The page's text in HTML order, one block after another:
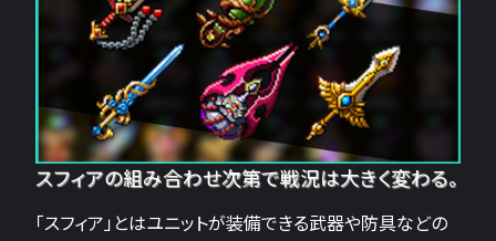
スフィアの組み合わせ次第で戦況は大きく変わる。
「スフィア」とはユニットが装備できる武器や防具などの